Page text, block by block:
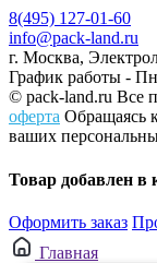
8(495) 127-01-60
info@pack-land.ru
г. Москва,
График работы -
© pack-land.ru Все
оферта Обращаясь
ваших
Товар добавлен в
Оформить заказ
Главная